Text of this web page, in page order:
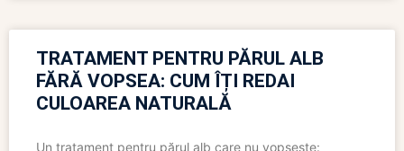
TRATAMENT PENTRU PĂRUL ALB
FĂRĂ VOPSEA: CUM ÎȚI REDAI
CULOAREA NATURALĂ
Un tratament pentru părul alb care nu vopsește: